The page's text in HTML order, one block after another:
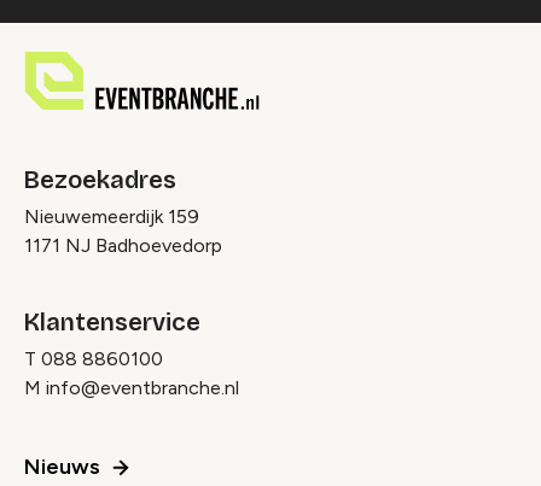
Bezoekadres
Nieuwemeerdijk 159
1171 NJ Badhoevedorp
Klantenservice
T 088 8860100
M info@eventbranche.nl
Nieuws